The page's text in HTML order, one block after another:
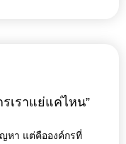
เราแย่แค่ไหน”
หา แต่คือองค์กรที่